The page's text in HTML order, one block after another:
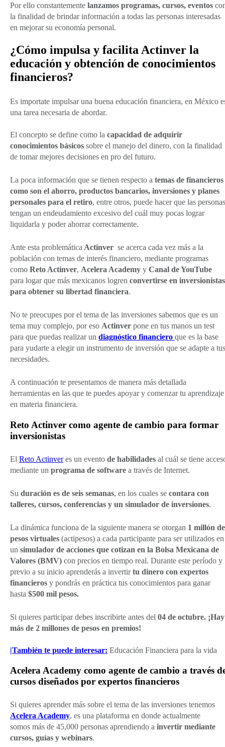
Por ello constantemente lanzamos programas, cursos, eventos
la finalidad de brindar información a todas las personas interesadas
en mejorar su economía personal.
¿Cómo impulsa y facilita Actinver la
educación y obtención de conocimientos
financieros?
Es importate impulsar una buena educación financiera, en México
una tarea necesaria de abordar.
El concepto se define como la capacidad de adquirir
conocimientos básicos sobre el manejo del dinero, con la finalidad
de tomar mejores decisiones en pro del futuro.
La poca información que se tienen respecto a temas de financieros
como son el ahorro, productos bancarios, inversiones y planes
personales para el retiro, entre otros, puede hacer que las personas
tengan un endeudamiento excesivo del cuál muy pocas lograr
liquidarla y poder ahorrar correctamente.
Ante esta problemática Actinver se acerca cada vez más a la
población con temas de interés financiero, mediante programas
como Reto Actinver, Acelera Academy y Canal de YouTube
para logar que más mexicanos logren convertirse en
para obtener su libertad financiera.
No te preocupes por el tema de las inversiones sabemos que es un
tema muy complejo, por eso Actinver pone en tus manos un test
para que puedas realizar un diagnóstico financiero que es la base
para yudarte a elegir un instrumento de inversión que se adapte a tus
necesidades.
A continuación te presentamos de manera más detallada
herramientas en las que te puedes apoyar y comenzar tu aprendizaje
en materia financiera.
Reto Actinver como agente de cambio para formar
inversionistas
El Reto Actinveres un evento de habilidades al cuál se tiene
mediante un programa de software a través de Internet.
Su duración es de seis semanas, en los cuales se contara con
talleres, cursos, conferencias y un simulador de inversiones.
La dinámica funciona de la siguiente manera se otorgan 1 millón de
pesos virtuales (actipesos) a cada participante para ser utilizados en
un simulador de acciones que cotizan en la Bolsa Mexicana de
Valores (BMV) con precios en tiempo real. Durante este período y
previo a su inicio aprenderás a invertirtu dinero con expertos
financieros y pondrás en práctica tus conocimientos para ganar
hasta $500 mil pesos.
Si quieres participar debes inscribirte antes del 04 de octubre. ¡Hay
más de 2 millones de pesos en premios!
|También te puede interesar: Educación Financiera para la vida
Acelera Academy como agente de cambio a través
cursos diseñados por expertos financieros
Si quieres aprender más sobre el tema de las inversiones tenemos
Acelera Academy, es una plataforma en donde actualmente
somos más de 45,000 personas aprendiendo a invertir mediante
cursos, guías y webinars.